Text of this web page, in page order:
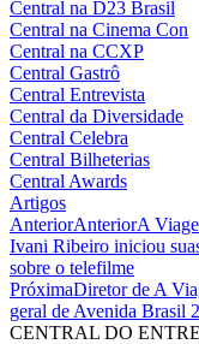
Central na D23 Brasil
Central na Cinema Con
Central na CCXP
Central Gastrô
Central Entrevista
Central da Diversidade
Central Celebra
Central Bilheterias
Central Awards
Artigos
AnteriorAnteriorA
Ivani Ribeiro iniciou
sobre o telefilme
PróximaDiretor de A
geral de Avenida Brasil 2
CENTRAL DO